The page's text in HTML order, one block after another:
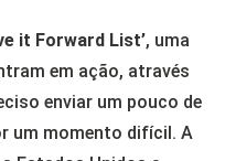
it Forward List’, uma
em ação, através
enviar um pouco de
um momento difícil. A